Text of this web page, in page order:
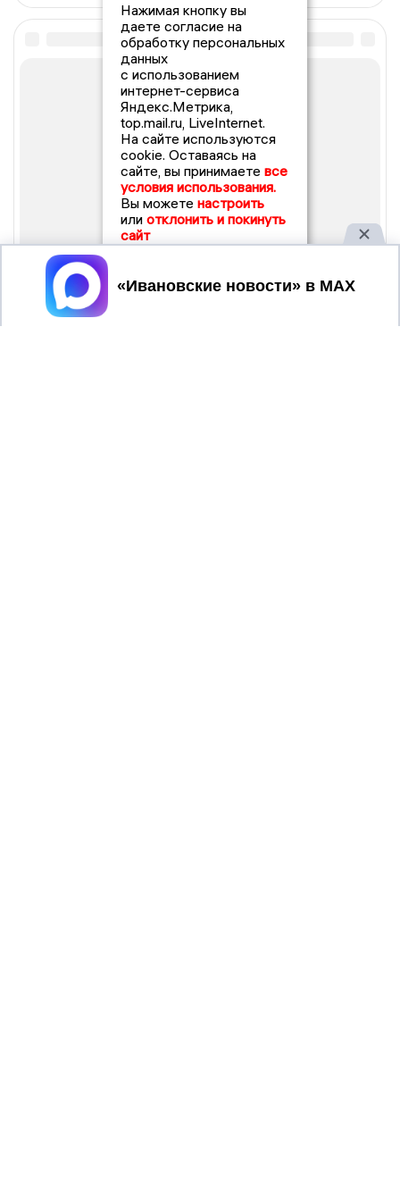
Нажимая кнопку вы
даете согласие на
обработку персональных
данных
с использованием
интернет-сервиса
Яндекс.Метрика,
top.mail.ru, LiveInternet.
На сайте используются
cookie. Оставаясь на
сайте, вы принимаете все
условия использования.
Вы можете настроить
или отклонить и покинуть
сайт
Принять